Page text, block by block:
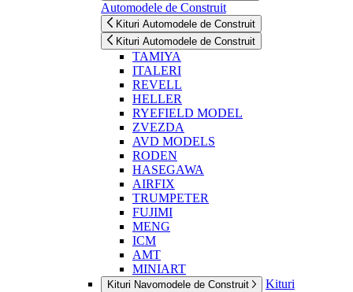
Automodele de Construit
Kituri Automodele de Construit
Kituri Automodele de Construit
TAMIYA
ITALERI
REVELL
HELLER
RYEFIELD MODEL
ZVEZDA
AVD MODELS
RODEN
HASEGAWA
AIRFIX
TRUMPETER
FUJIMI
MENG
ICM
AMT
MINIART
Kituri Navomodele de Construit
Kituri